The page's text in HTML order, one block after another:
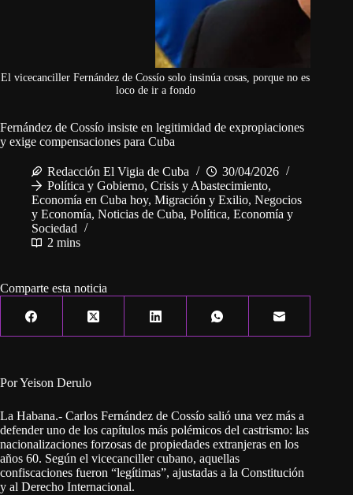
El vicecanciller Fernández de Cossío solo insinúa cosas, porque no es
loco de ir a fondo
Fernández de Cossío insiste en legitimidad de expropiaciones
y exige compensaciones para Cuba
Redacción El Vigia de Cuba
30/04/2026
Política y Gobierno, Crisis y Abastecimiento,
Economía en Cuba hoy, Migración y Exilio, Negocios
y Economía, Noticias de Cuba, Política, Economía y
Sociedad
2 mins
Comparte esta noticia
Por Yeison Derulo
La Habana.- Carlos Fernández de Cossío salió una vez más a
defender uno de los capítulos más polémicos del castrismo: las
nacionalizaciones forzosas de propiedades extranjeras en los
años 60. Según el vicecanciller cubano, aquellas
confiscaciones fueron “legítimas”, ajustadas a la Constitución
y al Derecho Internacional.